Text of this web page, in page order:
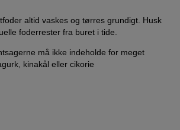
altid vaskes og tørres grundigt. Husk
foderrester fra buret i tide.
må ikke indeholde for meget
kinakål eller cikorie